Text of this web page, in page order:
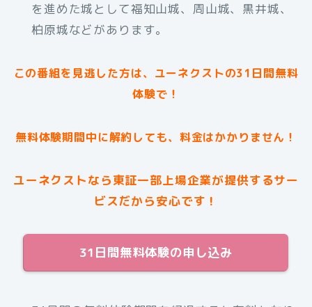
を進めた城として福知山城、周山城、黒井城、
柏原城などがあります。
この番組を見逃した方は、ユーネクストの31日間無料
体験で！
無料体験期間中に解約しても、料金はかかりません！
ユーネクストなら東証一部上場企業が提供するサー
ビスだから安心です！
31日間無料体験の申し込み